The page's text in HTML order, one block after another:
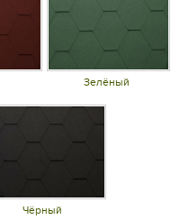
Зелёный
Чёрный